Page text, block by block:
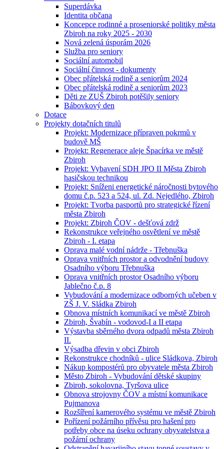
Superdávka
Identita občana
Koncepce rodinné a proseniorské politiky města
Zbiroh na roky 2025 - 2030
Nová zelená úsporám 2026
Služba pro seniory
Sociální automobil
Sociální činnost - dokumenty
Obec přátelská rodině a seniorům 2024
Obec přátelská rodině a seniorům 2023
Děti ze ZUŠ Zbiroh potěšily seniory
Bábovkový den
Dotace
Projekty dotačních titulů
Projekt: Modernizace přípraven pokrmů v
budově MŠ
Projekt: Regenerace aleje Špacírka ve městě
Zbiroh
Projekt: Vybavení SDH JPO II Města Zbiroh
hasičskou technikou
Projekt: Sníženi energetické náročnosti bytového
domu č.p. 523 a 524, ul. Zd. Nejedlého, Zbiroh
Projekt: Tvorba pasportů pro strategické řízení
města Zbiroh
Projekt: Zbiroh ČOV - dešťová zdrž
Rekonstrukce veřejného osvětlení ve městě
Zbiroh - I. etapa
Oprava malé vodní nádrže - Třebnuška
Oprava vnitřních prostor a odvodnění budovy
Osadního výboru Třebnuška
Oprava vnitřních prostor Osadního výboru
Jablečno č.p. 8
Vybudování a modernizace odborných učeben v
ZŠ J. V. Sládka Zbiroh
Obnova místních komunikací ve městě Zbiroh
Zbiroh, Švabín - vodovod-I a II etapa
Výstavba sběrného dvora odpadů města Zbiroh
II.
Výsadba dřevin v obci Zbiroh
Rekonstrukce chodníků - ulice Sládkova, Zbiroh
Nákup kompostérů pro obyvatele města Zbiroh
Město Zbiroh - Vybudování dětské skupiny
Zbiroh, sokolovna, Tyršova ulice
Obnova strojovny ČOV a místní komunikace
Pujmanova
Rozšíření kamerového systému ve městě Zbiroh
Pořízení požárního přívěsu pro hašení pro
potřeby obce na úseku ochrany obyvatelstva a
požární ochrany